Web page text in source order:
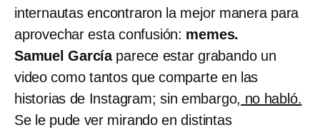
internautas encontraron la mejor manera para
aprovechar esta confusión: memes.
Samuel Garcíaparece estar grabando un
video como tantos que comparte en las
historias de Instagram; sin embargo, no habló.
Se le pude ver mirando en distintas